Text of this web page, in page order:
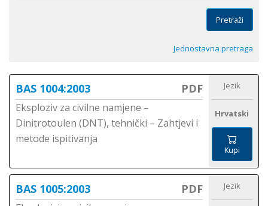
Pretraži
Jednostavna pretraga
BAS 1004:2003 PDF
Eksploziv za civilne namjene –
Dinitrotoulen (DNT), tehnički – Zahtjevi i
metode ispitivanja
Jezik
Hrvatski
Kupi
BAS 1005:2003 PDF Jezik